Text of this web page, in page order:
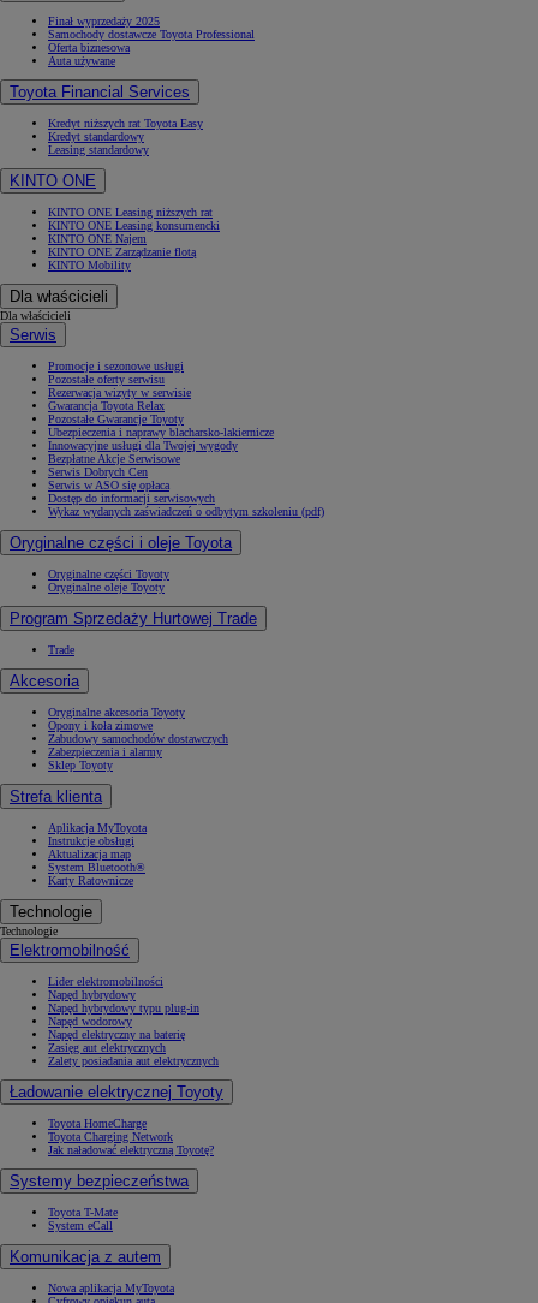
Finał wyprzedaży 2025
Samochody dostawcze Toyota Professional
Oferta biznesowa
Auta używane
Toyota Financial Services
Kredyt niższych rat Toyota Easy
Kredyt standardowy
Leasing standardowy
KINTO ONE
KINTO ONE Leasing niższych rat
KINTO ONE Leasing konsumencki
KINTO ONE Najem
KINTO ONE Zarządzanie flotą
KINTO Mobility
Dla właścicieli
Dla właścicieli
Serwis
Promocje i sezonowe usługi
Pozostałe oferty serwisu
Rezerwacja wizyty w serwisie
Gwarancja Toyota Relax
Pozostałe Gwarancje Toyoty
Ubezpieczenia i naprawy blacharsko-lakiernicze
Innowacyjne usługi dla Twojej wygody
Bezpłatne Akcje Serwisowe
Serwis Dobrych Cen
Serwis w ASO się opłaca
Dostęp do informacji serwisowych
Wykaz wydanych zaświadczeń o odbytym szkoleniu (pdf)
Oryginalne części i oleje Toyota
Oryginalne części Toyoty
Oryginalne oleje Toyoty
Program Sprzedaży Hurtowej Trade
Trade
Akcesoria
Oryginalne akcesoria Toyoty
Opony i koła zimowe
Zabudowy samochodów dostawczych
Zabezpieczenia i alarmy
Sklep Toyoty
Strefa klienta
Aplikacja MyToyota
Instrukcje obsługi
Aktualizacja map
System Bluetooth®
Karty Ratownicze
Technologie
Technologie
Elektromobilność
Lider elektromobilności
Napęd hybrydowy
Napęd hybrydowy typu plug-in
Napęd wodorowy
Napęd elektryczny na baterię
Zasięg aut elektrycznych
Zalety posiadania aut elektrycznych
Ładowanie elektrycznej Toyoty
Toyota HomeCharge
Toyota Charging Network
Jak naładować elektryczną Toyotę?
Systemy bezpieczeństwa
Toyota T-Mate
System eCall
Komunikacja z autem
Nowa aplikacja MyToyota